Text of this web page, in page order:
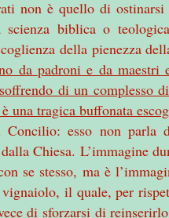
non è quello di
scienza biblica o
della pienezza
da padroni e da
di un complesso
una tragica buffonata
esso non parla
Chiesa. L’immagine
se stesso, ma è
il quale, per
di sforzarsi di